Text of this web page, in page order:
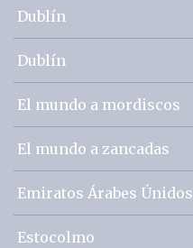
Dublín
Dublín
El mundo a mordiscos
El mundo a zancadas
Emiratos Árabes Únidos
Estocolmo